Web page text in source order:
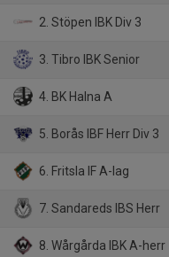
2. Stöpen IBK Div 3
3. Tibro IBK Senior
4. BK Halna A
5. Borås IBF Herr Div 3
6. Fritsla IF A-lag
7. Sandareds IBS Herr
8. Wårgårda IBK A-herr